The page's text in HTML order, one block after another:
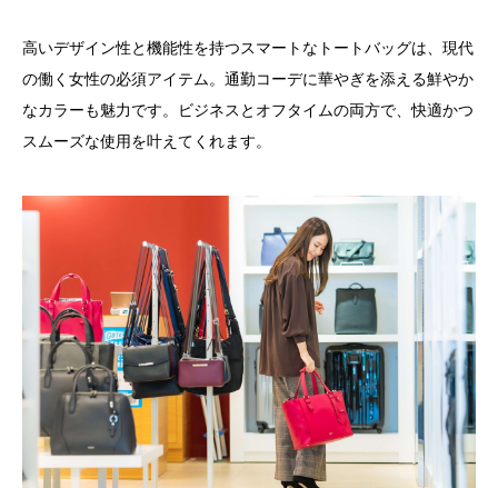
高いデザイン性と機能性を持つスマートなトートバッグは、現代
の働く女性の必須アイテム。通勤コーデに華やぎを添える鮮やか
なカラーも魅力です。ビジネスとオフタイムの両方で、快適かつ
スムーズな使用を叶えてくれます。